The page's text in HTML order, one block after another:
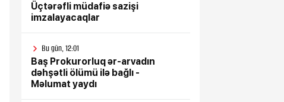
Üçtərəfli müdafiə sazişi
imzalayacaqlar
Bu gün, 12:01
Baş Prokurorluq ər-arvadın
dəhşətli ölümü ilə bağlı -
Məlumat yaydı